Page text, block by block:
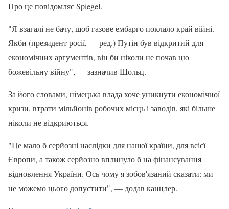
Про це повідомляє Spiegel.
"Я взагалі не бачу, щоб газове ембарго поклало край війні.
Якби (президент росії, — ред.) Путін був відкритий для
економічних аргументів, він би ніколи не почав цю
божевільну війну", — зазначив Шольц.
За його словами, німецька влада хоче уникнути економічної
кризи, втрати мільйонів робочих місць і заводів, які більше
ніколи не відкриються.
"Це мало б серйозні наслідки для нашої країни, для всієї
Європи, а також серйозно вплинуло б на фінансування
відновлення України. Ось чому я зобов'язаний сказати: ми
не можемо цього допустити", — додав канцлер.